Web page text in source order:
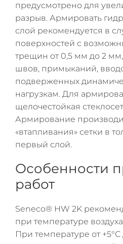
предусмотрено для
разрыв. Армировать
слой рекомендуется в
поверхностей с
трещин от 0,5 мм до 2
швов, примыканий,
подверженных
нагрузкам. Для
щелочестойкая
Армирование
«втапливания» сетки в
первый слой.
Особенности
работ
Seneco® HW 2K
при температуре воздуха
При температуре от +5°С